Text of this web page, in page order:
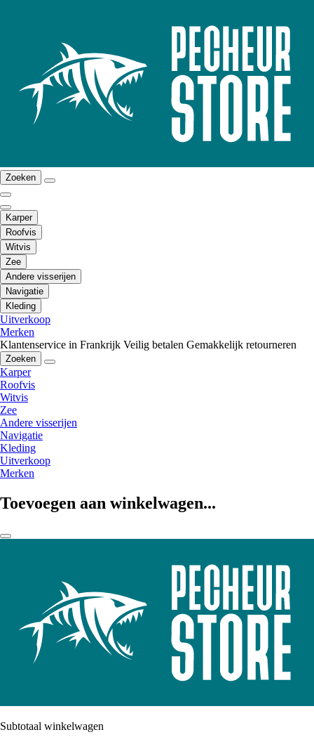
Zoeken
Karper
Roofvis
Witvis
Zee
Andere visserijen
Navigatie
Kleding
Uitverkoop
Merken
Klantenservice in Frankrijk Veilig betalen Gemakkelijk retourneren
Zoeken
Karper
Roofvis
Witvis
Zee
Andere visserijen
Navigatie
Kleding
Uitverkoop
Merken
Toevoegen aan winkelwagen...
Subtotaal winkelwagen